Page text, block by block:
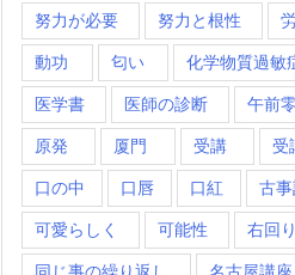
努力が必要 努力と根性
動功 匂い 化学物質過敏
医学書 医師の診断 午前
原発 厦門 受講 受
口の中 口唇 口紅 古
可愛らしく 可能性 右回り
同じ事の繰り返し 名古屋講座